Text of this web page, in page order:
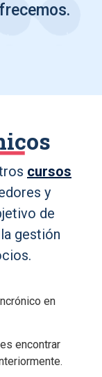
cursos
y
de
gestión
en
encontrar